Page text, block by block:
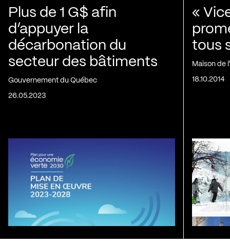
Plus de 1 G$ afin
d’appuyer la
décarbonation du
secteur des bâtiments
Gouvernement du Québec
26.05.2023
«
tous
Maison de
18.10.2014